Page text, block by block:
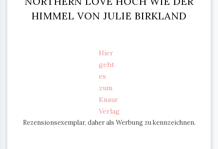
HIMMEL VON JULIE BIRKLAND
Hier
geht
es
zum
Knaur
Verlag
Rezensionsexemplar, daher als Werbung zu kennzeichnen.